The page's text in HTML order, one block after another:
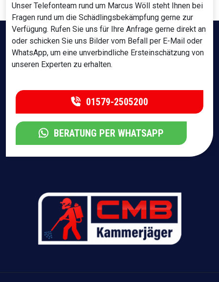
Unser Telefonteam rund um Marcus Wöll steht Ihnen bei
Fragen rund um die Schädlingsbekämpfung gerne zur
Verfügung. Rufen Sie uns für Ihre Anfrage gerne direkt an
oder schicken Sie uns Bilder vom Befall per E-Mail oder
WhatsApp, um eine unverbindliche Ersteinschätzung von
unseren Experten zu erhalten.
01579-2505200
BERATUNG PER WHATSAPP